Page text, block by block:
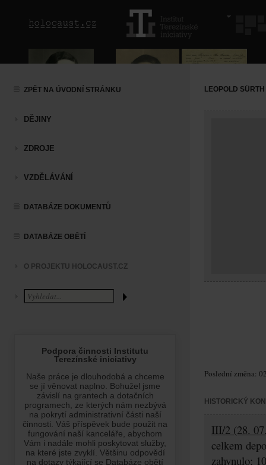
ZPĚT NA ÚVODNÍ STRÁNKU
DĚJINY
ZDROJE
VZDĚLÁVÁNÍ
DATABÁZE DOKUMENTŮ
DATABÁZE OBĚTÍ
O PROJEKTU HOLOCAUST.CZ
LEOPOLD SÜRTH
Poslední změna:
HISTORICKÝ
III/2 (28.
celkem
zahynulo: